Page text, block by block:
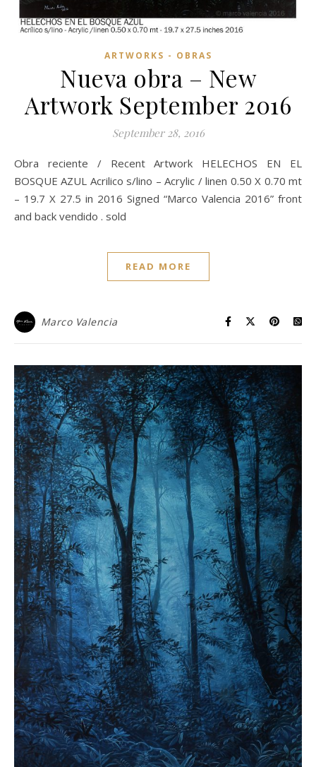
ARTWORKS - OBRAS
Nueva obra – New
Artwork September 2016
September 28, 2016
Obra reciente / Recent Artwork HELECHOS EN EL
BOSQUE AZUL Acrilico s/lino – Acrylic / linen 0.50 X 0.70 mt
– 19.7 X 27.5 in 2016 Signed “Marco Valencia 2016” front
and back vendido . sold
READ MORE
Marco Valencia